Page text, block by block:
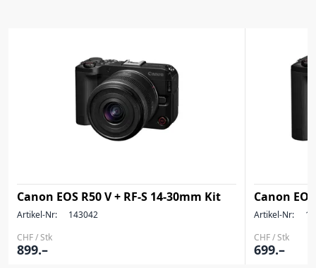
Canon EOS R50 V + RF-S 14-30mm Kit
Artikel-Nr:
143042
CHF / Stk
899.–
Canon
Artikel-Nr:
CHF / Stk
699.–